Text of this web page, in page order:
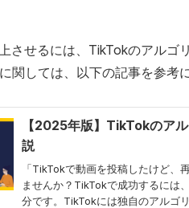
させるには、TikTokのアルゴ
関しては、以下の記事を参考
【2025年版】TikTokのア
説
「TikTokで動画を投稿したけど
ませんか？TikTokで成功するには
分です。TikTokには独自のアルゴ